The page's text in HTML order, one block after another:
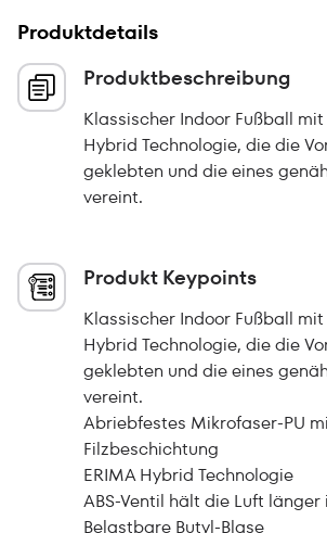
Produktdetails
Produktbeschreibung
Klassischer Indoor Fußball mit
Hybrid Technologie, die die
geklebten und die eines
vereint.
Produkt Keypoints
Klassischer Indoor Fußball mit
Hybrid Technologie, die die
geklebten und die eines
vereint.
Abriebfestes Mikrofaser-PU
Filzbeschichtung
ERIMA Hybrid Technologie
ABS-Ventil hält die Luft länger
Belastbare Butyl-Blase